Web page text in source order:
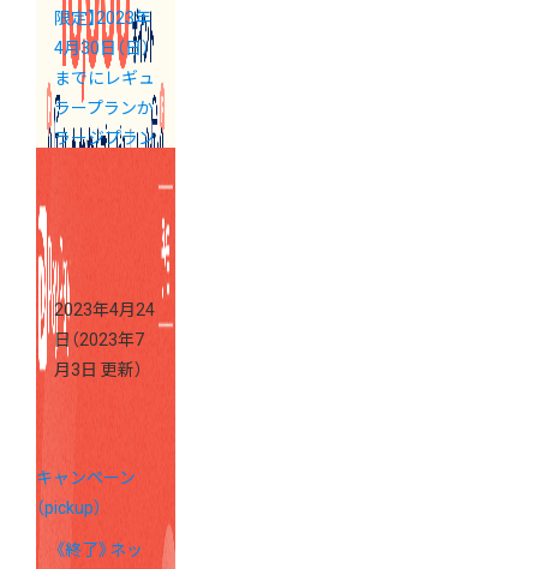
限定】2023年
4月30日（日）
までにレギュ
ラープランか
ラージプラン
プレゼント！
2023年4月24
日 （2023年7
月3日 更新）
キャンペーン
（pickup）
《終了》ネッ